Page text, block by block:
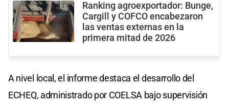
Ranking agroexportador: Bunge,
Cargill y COFCO encabezaron
las ventas externas en la
primera mitad de 2026
A nivel local, el informe destaca el desarrollo del
ECHEQ, administrado por COELSA bajo supervisión